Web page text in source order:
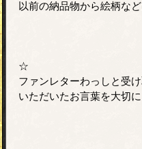
以前の納品物から絵柄な
☆
ファンレターわっしと受
いただいたお言葉を大切